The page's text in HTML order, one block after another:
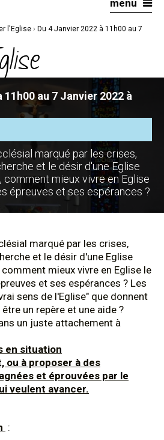
menu
l'Eglise › Du 4 Janvier 2022 à 11h00 au 7
11h00 au 7 Janvier 2022 à
marqué par les crises,
et le désir d'une Eglise
comment mieux vivre en Eglise
épreuves et ses espérances ?
marqué par les crises,
et le désir d'une Eglise
mieux vivre en Eglise le
et ses espérances ? Les
sens de l'Eglise" que donnent
un repère et une aide ?
un juste attachement à
en situation
ou à proposer à des
et éprouvées par le
veulent avancer.
: